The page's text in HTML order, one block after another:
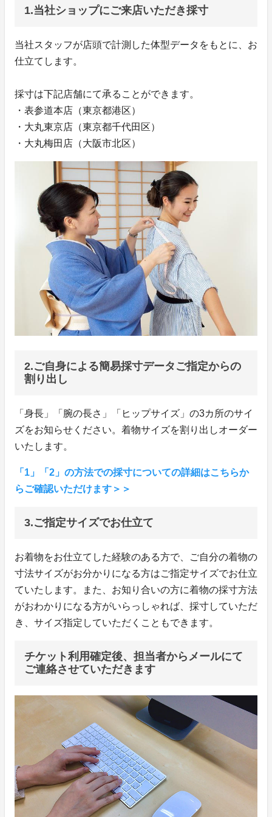
1.当社ショップにご来店いただき採寸
当社スタッフが店頭で計測した体型データをもとに、お
仕立てします。
採寸は下記店舗にて承ることができます。
・表参道本店（東京都港区）
・大丸東京店（東京都千代田区）
・大丸梅田店（大阪市北区）
2.ご自身による簡易採寸データご指定からの
割り出し
「身長」「腕の長さ」「ヒップサイズ」の3カ所のサイ
ズをお知らせください。着物サイズを割り出しオーダー
いたします。
「1」「2」の方法での採寸についての詳細はこちらか
らご確認いただけます＞＞
3.ご指定サイズでお仕立て
お着物をお仕立てした経験のある方で、ご自分の着物の
寸法サイズがお分かりになる方はご指定サイズでお仕立
ていたします。また、お知り合いの方に着物の採寸方法
がおわかりになる方がいらっしゃれば、採寸していただ
き、サイズ指定していただくこともできます。
チケット利用確定後、担当者からメールにて
ご連絡させていただきます